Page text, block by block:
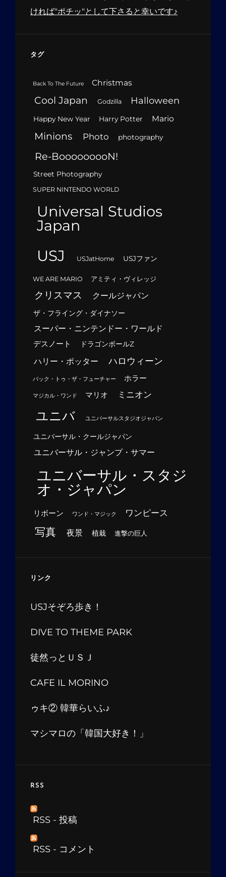
ければ"ポチッ"として下さると幸いです♪
タグ
Back To The Future Christmas
Cool Japan Godzilla Halloween
Happy New Year Harry Potter Mario
Minions Photo photography
Re-BooooooooN!
Street Photography
SUPER NINTENDO WORLD
Universal Studios
Japan
USJ
USJatHome USJファン
WE ARE MARIO アミティ・ヴィレッジ
クリスマス クールジャパン
ザ・フライング・ダイナソー
スーパー・ニンテンドー・ワールド
デスノート ドラゴンボールZ
ハリー・ポッター ハロウィーン
バック・トゥ・ザ・フューチャー ホラー
マジカル・ワンド マリオ ミニオン
ユニバ ユニバーサルスタジオジャパン
ユニバーサル・クールジャパン
ユニバーサル・ジャンプ・サマー
ユニバーサル・スタジ
オ・ジャパン
リボーン ワンド・マジック ワンピース
写真 夜景 植栽 進撃の巨人
リンク
USJそぞろ歩き！
DIVE TO THEME PARK
徒然っとＵＳＪ
CAFE IL MORINO
ゥキ② 韓華らいふ♪
マシマロの「韓国大好き！」
RSS
RSS - 投稿
RSS - コメント